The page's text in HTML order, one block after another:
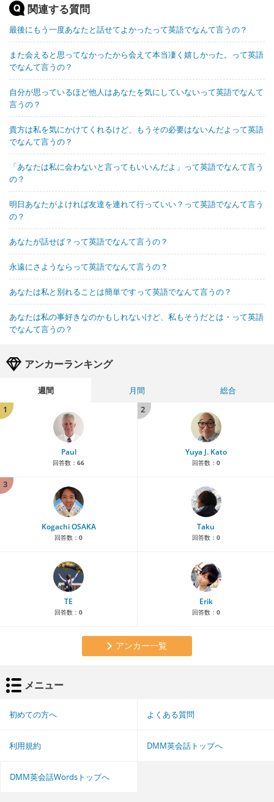
関連する質問
最後にもう一度あなたと話せてよかったって英語でなんて言うの？
また会えると思ってなかったから会えて本当凄く嬉しかった。って英語
でなんて言うの？
自分が思っているほど他人はあなたを気にしていないって英語でなんて
言うの？
貴方は私を気にかけてくれるけど、もうその必要はないんだよって英語
でなんて言うの？
「あなたは私に会わないと言ってもいいんだよ」って英語でなんて言う
の？
明日あなたがよければ友達を連れて行っていい？って英語でなんて言う
の？
あなたが話せば？って英語でなんて言うの？
永遠にさようならって英語でなんて言うの？
あなたは私と別れることは簡単ですって英語でなんて言うの？
あなたは私の事好きなのかもしれないけど、私もそうだとは・って英語
でなんて言うの？
アンカーランキング
週間 月間
総合
1
Paul
回答数： 66
2
Yuya J. Kato
回答数： 0
3
Kogachi OSAKA
回答数： 0
Taku
回答数： 0
TE
回答数： 0
Erik
回答数： 0
アンカー一覧
メニュー
初めての方へ よくある質問
利用規約 DMM英会話トップへ
DMM英会話Wordsトップへ